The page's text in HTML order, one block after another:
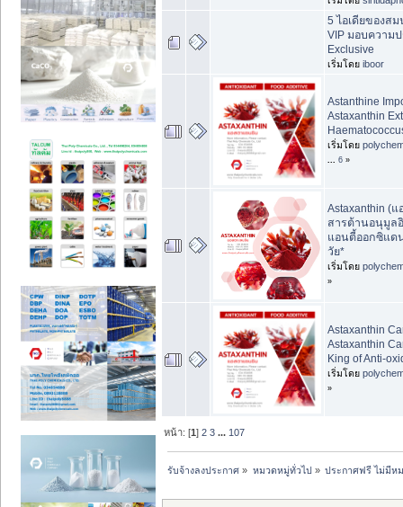
5 ไอเดียของส
VIP มอบความ
Exclusive
เริ่มโดย iboor
Astanthine
Astaxanthin
เริ่มโดย
6 »
Astaxanthin (
สารต้านอนุมูล
แอนตี้ออกซิแด
วัย*
เริ่มโดย
»
Astaxanthin
Astaxanthin
King of Anti-
เริ่มโดย
»
หน้า: [1]2 3 ... 107
รับจ้างลงประกาศ » หมวดหมู่ทั่วไป» ประกาศฟรี ไม่มีห